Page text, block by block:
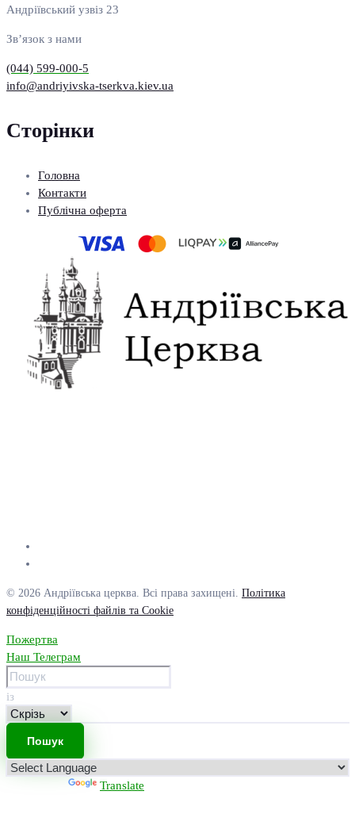
Андріївський узвіз 23
Зв’язок з нами
(044) 599-000-5
info@andriyivska-tserkva.kiev.ua
Сторінки
Головна
Контакти
Публічна оферта
© 2026 Андріївська церква. Всі права захищені. Політика
конфіденційності файлів та Cookie
Пожертва
Наш Телеграм
із
Translate